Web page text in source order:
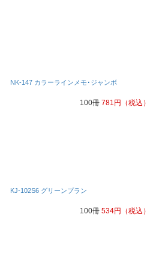
NK-147 カラーラインメモ･ジャンボ
100冊 781 円 （税込）
KJ-102S6 グリーンプラン
100冊 534円 （税込）